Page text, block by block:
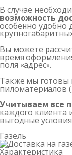
В случае
возможность
особенно удобно
Вы можете
время
поля «адрес».
Также мы готовы
пиломатериалов
Учитываем все
каждого клиента
выгодные
Газель
Характеристика